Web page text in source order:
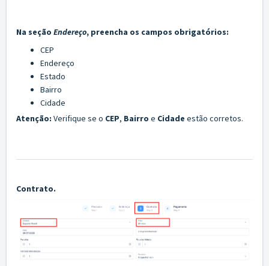
Na seção Endereço, preencha os campos obrigatórios:
CEP
Endereço
Estado
Bairro
Cidade
Atenção: Verifique se o CEP, Bairro e Cidade estão corretos.
Contrato.